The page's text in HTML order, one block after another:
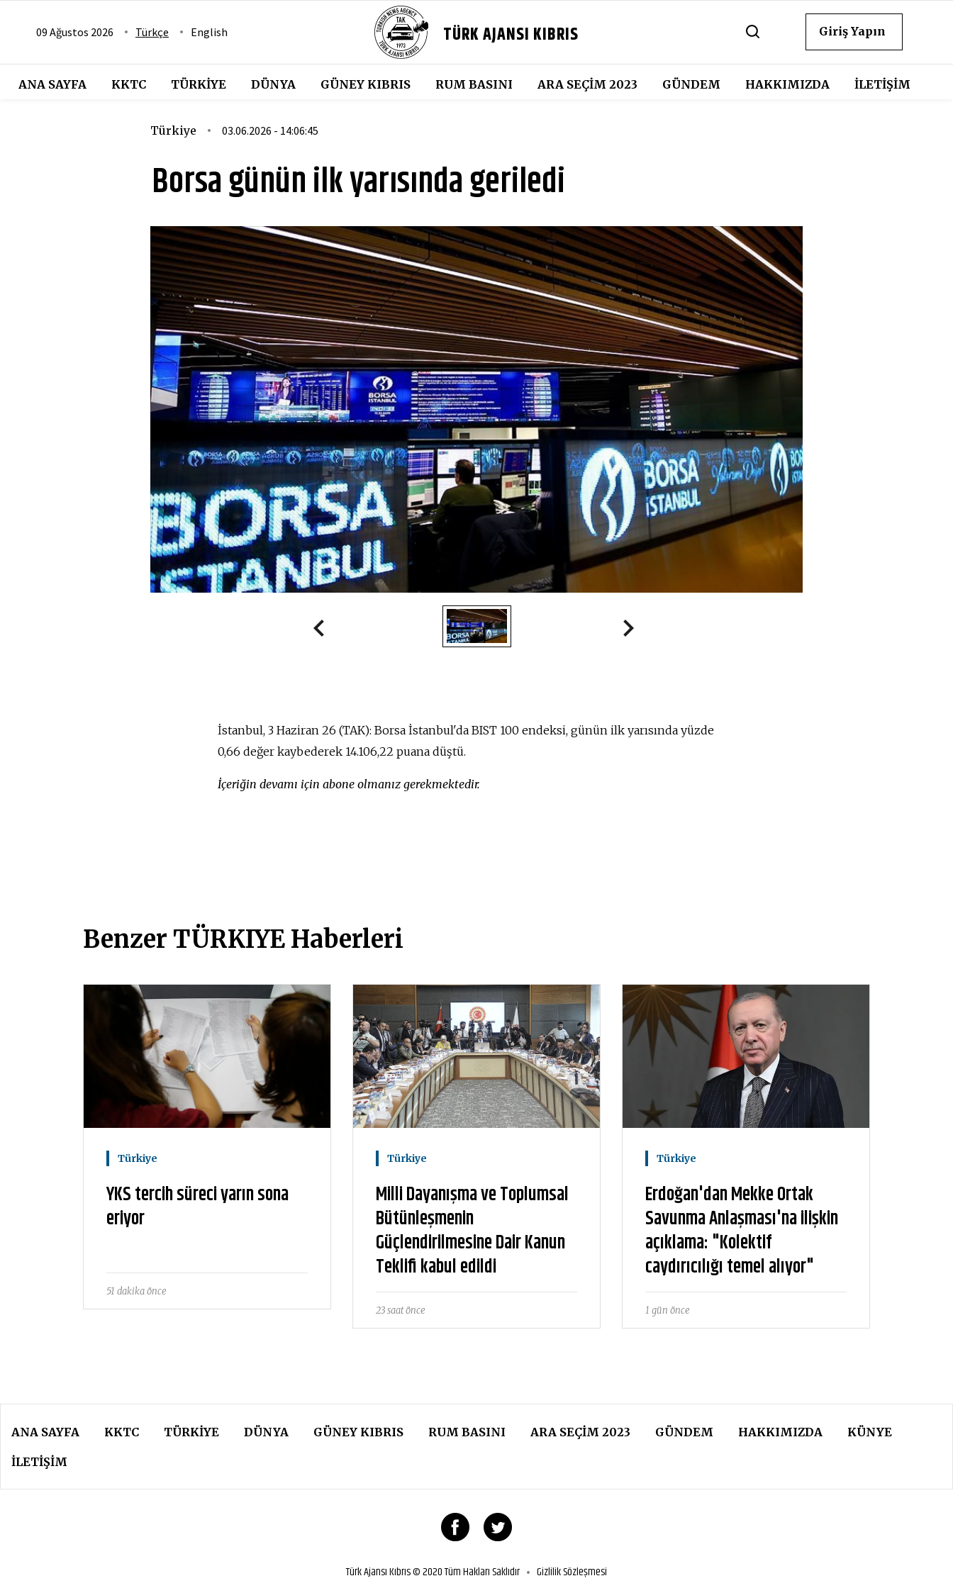
09 Ağustos 2026 Türkçe English TÜRK AJANSI KIBRIS Giriş Yapın
ANA SAYFA KKTC TÜRKIYE DÜNYA GÜNEY KIBRIS RUM BASINI ARA SEÇIM 2023 GÜNDEM HAKKIMIZDA İLETİŞİM
Türkiye 03.06.2026 - 14:06:45
Borsa günün ilk yarısında geriledi
İstanbul, 3 Haziran 26 (TAK): Borsa İstanbul'da BIST 100 endeksi, günün ilk yarısında yüzde
0,66 değer kaybederek 14.106,22 puana düştü.
İçeriğin devamı için abone olmanız gerekmektedir.
Benzer TÜRKIYE Haberleri
Türkiye
YKS tercih süreci yarın sona
eriyor
51 dakika önce
Türkiye
Milli Dayanışma ve Toplumsal
Bütünleşmenin
Güçlendirilmesine Dair Kanun
Teklifi kabul edildi
23 saat önce
Türkiye
Erdoğan'dan Mekke Ortak
Savunma Anlaşması'na ilişkin
açıklama: "Kolektif
caydırıcılığı temel alıyor"
1 gün önce
ANA SAYFA KKTC TÜRKIYE DÜNYA GÜNEY KIBRIS RUM BASINI ARA SEÇIM 2023 GÜNDEM HAKKIMIZDA KÜNYE
İLETİŞİM
Türk Ajansı Kıbrıs © 2020 Tüm Hakları Saklıdır Gizlilik Sözleşmesi